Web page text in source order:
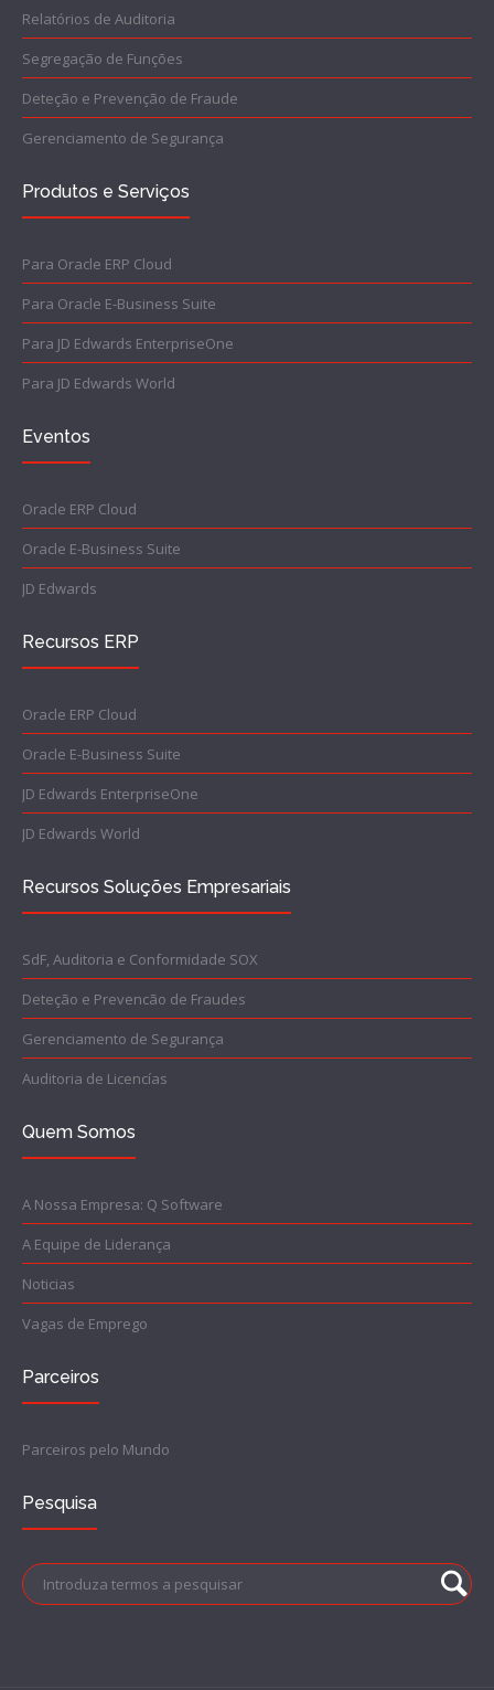
Relatórios de Auditoria
Segregação de Funções
Deteção e Prevenção de Fraude
Gerenciamento de Segurança
Produtos e Serviços
Para Oracle ERP Cloud
Para Oracle E-Business Suite
Para JD Edwards EnterpriseOne
Para JD Edwards World
Eventos
Oracle ERP Cloud
Oracle E-Business Suite
JD Edwards
Recursos ERP
Oracle ERP Cloud
Oracle E-Business Suite
JD Edwards EnterpriseOne
JD Edwards World
Recursos Soluções Empresariais
SdF, Auditoria e Conformidade SOX
Deteção e Prevencão de Fraudes
Gerenciamento de Segurança
Auditoria de Licencías
Quem Somos
A Nossa Empresa: Q Software
A Equipe de Liderança
Noticias
Vagas de Emprego
Parceiros
Parceiros pelo Mundo
Pesquisa